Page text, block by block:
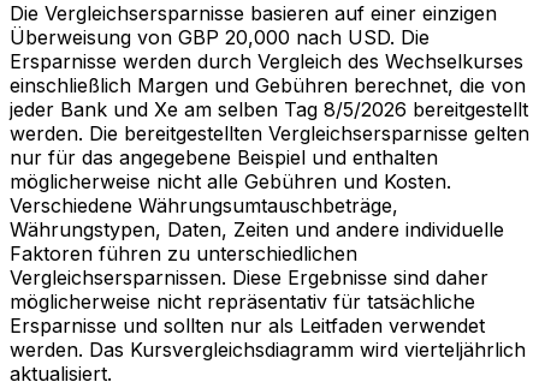
Die Vergleichsersparnisse basieren auf einer einzigen
Überweisung von GBP 20,000 nach USD. Die
Ersparnisse werden durch Vergleich des Wechselkurses
einschließlich Margen und Gebühren berechnet, die von
jeder Bank und Xe am selben Tag 8/5/2026 bereitgestellt
werden. Die bereitgestellten Vergleichsersparnisse gelten
nur für das angegebene Beispiel und enthalten
möglicherweise nicht alle Gebühren und Kosten.
Verschiedene Währungsumtauschbeträge,
Währungstypen, Daten, Zeiten und andere individuelle
Faktoren führen zu unterschiedlichen
Vergleichsersparnissen. Diese Ergebnisse sind daher
möglicherweise nicht repräsentativ für tatsächliche
Ersparnisse und sollten nur als Leitfaden verwendet
werden. Das Kursvergleichsdiagramm wird vierteljährlich
aktualisiert.